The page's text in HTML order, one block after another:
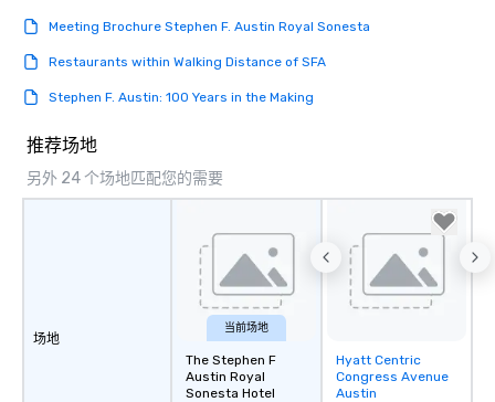
Meeting Brochure Stephen F. Austin Royal Sonesta
Restaurants within Walking Distance of SFA
Stephen F. Austin: 100 Years in the Making
推荐场地
另外 24 个场地匹配您的需要
场地
当前场地
The Stephen F
Austin Royal
Sonesta Hotel
Removed from
favorites
Hyatt Centric
Congress Avenue
Austin